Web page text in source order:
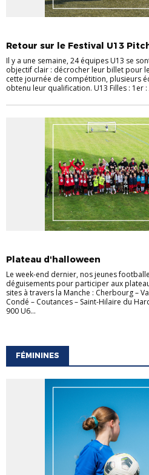
Retour sur le Festival U13
Il y a une semaine, 24 équipes U13 se
objectif clair : décrocher leur billet pour
cette journée de compétition, plusieurs
obtenu leur qualification. U13 Filles : 1er :
Plateau d'halloween
Le week-end dernier, nos jeunes
déguisements pour participer aux
sites à travers la Manche : Cherbourg –
Condé – Coutances – Saint-Hilaire du
900 U6...
FÉMININES